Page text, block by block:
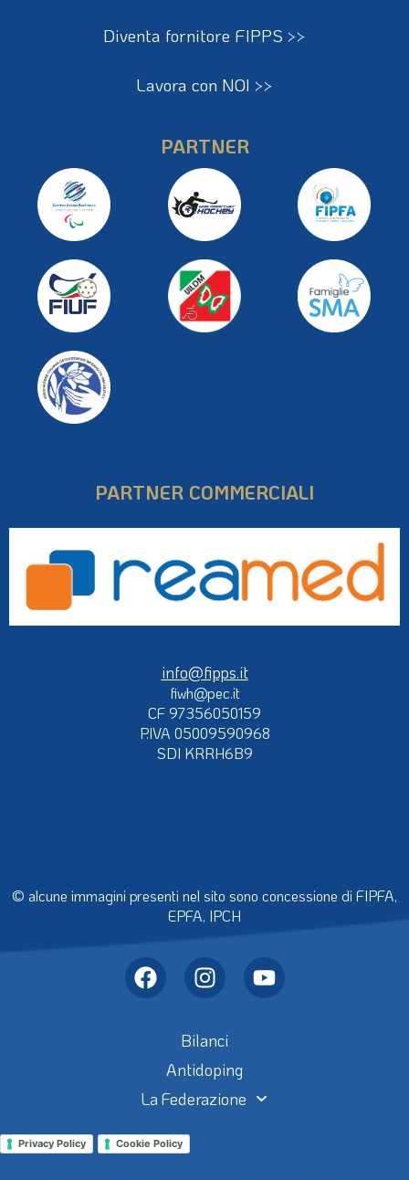
Diventa fornitore FIPPS >>
Lavora con NOI >>
PARTNER
PARTNER COMMERCIALI
info@fipps.it
fiwh@pec.it
CF 97356050159
P.IVA 05009590968
SDI KRRH6B9
© alcune immagini presenti nel sito sono concessione di FIPFA,
EPFA, IPCH
Bilanci
Antidoping
La Federazione
Privacy Policy Cookie Policy